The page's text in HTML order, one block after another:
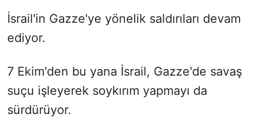
İsrail'in Gazze'ye yönelik saldırıları devam
ediyor.
7 Ekim'den bu yana İsrail, Gazze'de savaş
suçu işleyerek soykırım yapmayı da
sürdürüyor.